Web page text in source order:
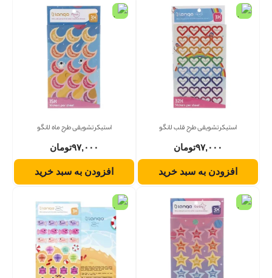
استیکر تشویقی طرح قلب لانگو
۹۷,۰۰۰تومان
افزودن به سبد خرید
استیکر تشویقی طرح ماه لانگو
۹۷,۰۰۰تومان
افزودن به سبد خرید